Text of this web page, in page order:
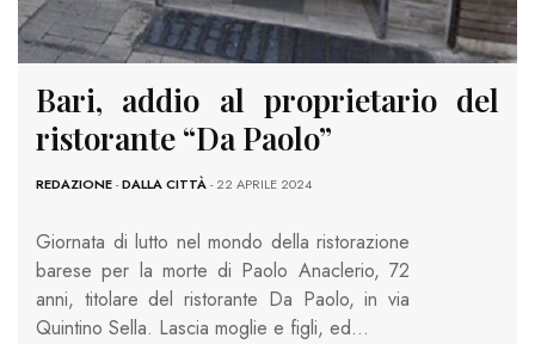
Bari, addio al proprietario del
ristorante “Da Paolo”
REDAZIONE-DALLA CITTÀ- 22 APRILE 2024
Giornata di lutto nel mondo della ristorazione
barese per la morte di Paolo Anaclerio, 72
anni, titolare del ristorante Da Paolo, in via
Quintino Sella. Lascia moglie e figli, ed…